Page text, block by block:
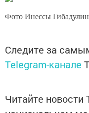
Фото Инессы
Следите за
Telegram-канале
Читайте новости